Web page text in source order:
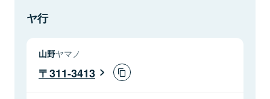
ヤ行
山野ヤマノ
311-3413